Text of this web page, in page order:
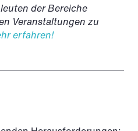
der Bereiche
Veranstaltungen zu
erfahren!